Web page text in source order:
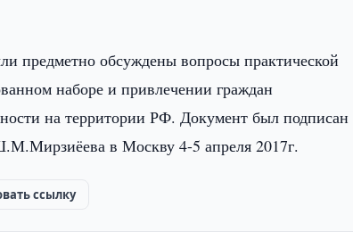
предметно обсуждены вопросы практической
наборе и привлечении граждан
на территории РФ. Документ был подписан
в Москву 4-5 апреля 2017г.
ссылку